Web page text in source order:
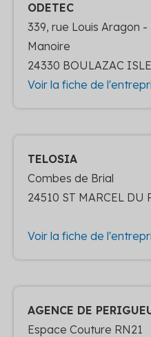
ODETEC
339, rue Louis Aragon
Manoire
24330 BOULAZAC
Voir la fiche de
TELOSIA
Combes de Brial
24510 ST MARCEL DU
Voir la fiche de
AGENCE DE
Espace Couture RN21